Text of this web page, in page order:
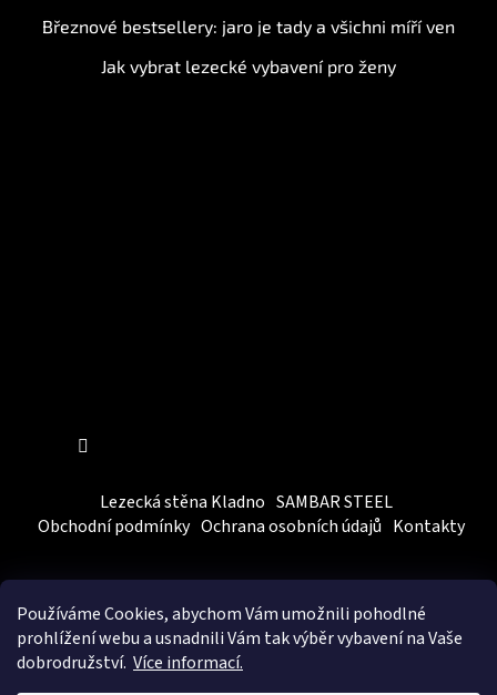
Používáme Cookies, abychom Vámumožnili pohodlné
prohlížení webu a usnadnili Vám tak výběr vybavení na Vaše
dobrodružství. Více informací.
Březnové bestsellery: jaro je tady a všichni míří ven
Jak vybrat lezecké vybavení pro ženy
Lezecká stěna Kladno SAMBAR STEEL
Obchodní podmínky Ochrana osobních údajů Kontakty
Vytvořil Shoptet